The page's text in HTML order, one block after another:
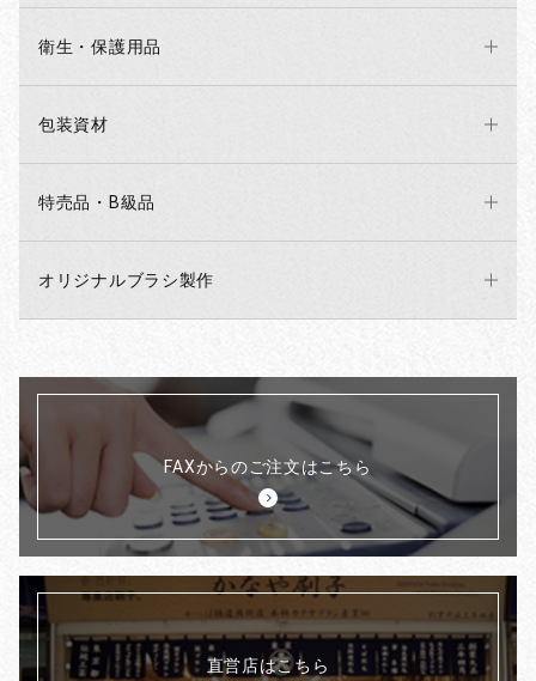
衛生・保護用品
包装資材
特売品・B級品
オリジナルブラシ製作
FAXからのご注文はこちら
直営店はこちら